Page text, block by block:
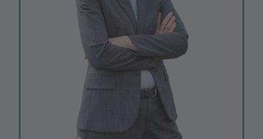
Netzwerken findet nicht am Computer statt,
Kennenlernen von verschiedenen
Interessengruppen.